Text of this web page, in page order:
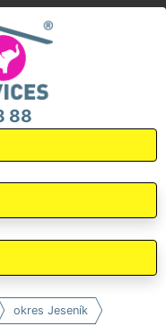
88
okres Jeseník